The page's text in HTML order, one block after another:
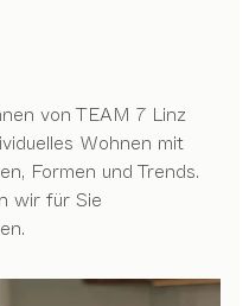
von TEAM 7 Linz
Wohnen mit
Formen und Trends.
wir für Sie